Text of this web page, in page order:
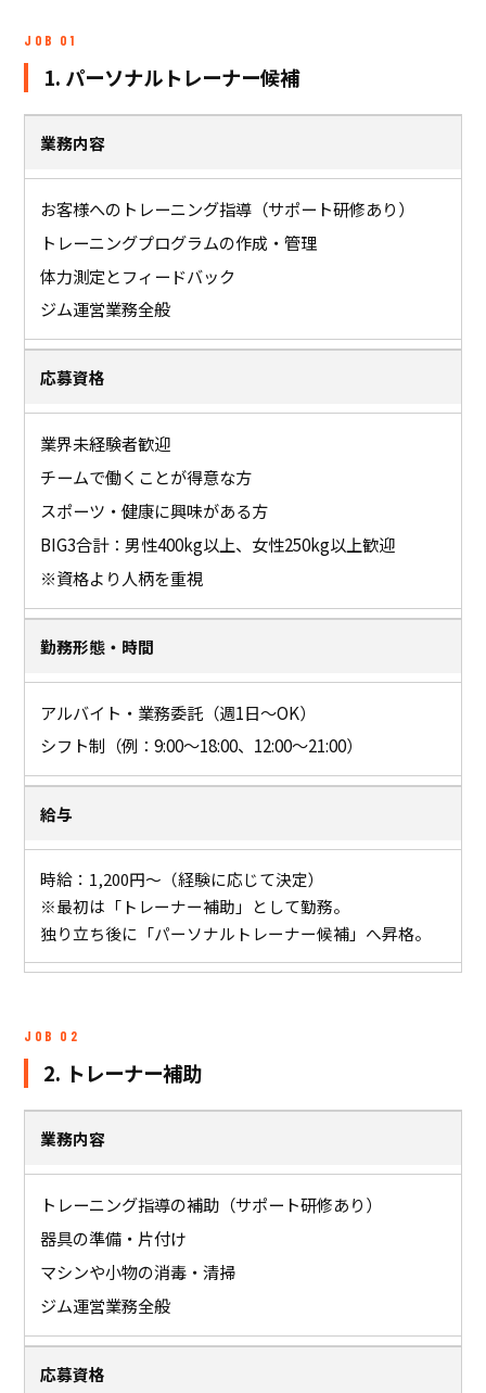
JOB 01
1. パーソナルトレーナー候補
業務内容
お客様へのトレーニング指導（サポート研修あり）
トレーニングプログラムの作成・管理
体力測定とフィードバック
ジム運営業務全般
応募資格
業界未経験者歓迎
チームで働くことが得意な方
スポーツ・健康に興味がある方
BIG3合計：男性400kg以上、女性250kg以上歓迎
※資格より人柄を重視
勤務形態・時間
アルバイト・業務委託（週1日～OK）
シフト制（例：9:00～18:00、12:00～21:00）
給与
時給：1,200円～（経験に応じて決定）
※最初は「トレーナー補助」として勤務。
独り立ち後に「パーソナルトレーナー候補」へ昇格。
JOB 02
2. トレーナー補助
業務内容
トレーニング指導の補助（サポート研修あり）
器具の準備・片付け
マシンや小物の消毒・清掃
ジム運営業務全般
応募資格